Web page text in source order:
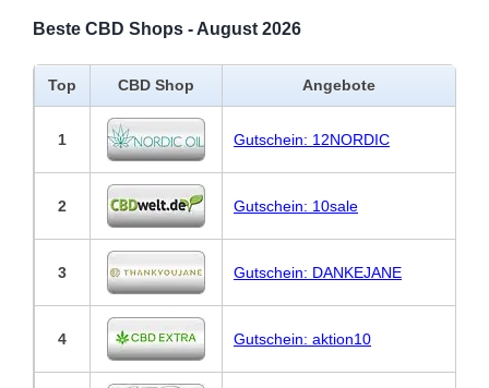
Beste CBD Shops - August 2026
Top CBD Shop Angebote
1 Gutschein: 12NORDIC
2 Gutschein: 10sale
3 Gutschein: DANKEJANE
4 Gutschein: aktion10